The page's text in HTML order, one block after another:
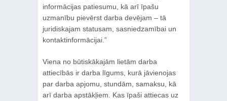
informācijas patiesumu, kā arī īpašu
uzmanību pievērst darba devējam – tā
juridiskajam statusam, sasniedzamībai un
kontaktinformācijai.”
Viena no būtiskākajām lietām darba
attiecībās ir darba līgums, kurā jāvienojas
par darba apjomu, stundām, samaksu, kā
arī darba apstākļiem. Kas īpaši attiecas uz